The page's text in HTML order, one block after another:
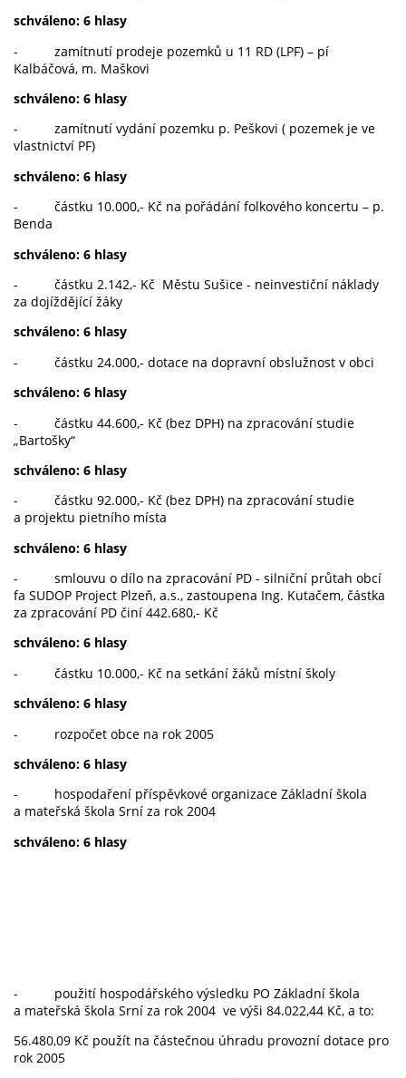
schváleno: 6 hlasy
- zamítnutí prodeje pozemků u 11 RD (LPF) – pí
Kalbáčová, m. Maškovi
schváleno: 6 hlasy
- zamítnutí vydání pozemku p. Peškovi ( pozemek je ve
vlastnictví PF)
schváleno: 6 hlasy
- částku 10.000,- Kč na pořádání folkového koncertu – p.
Benda
schváleno: 6 hlasy
- částku 2.142,- Kč Městu Sušice - neinvestiční náklady
za dojíždějící žáky
schváleno: 6 hlasy
- částku 24.000,- dotace na dopravní obslužnost v obci
schváleno: 6 hlasy
- částku 44.600,- Kč (bez DPH) na zpracování studie
„Bartošky“
schváleno: 6 hlasy
- částku 92.000,- Kč (bez DPH) na zpracování studie
a projektu pietního místa
schváleno: 6 hlasy
- smlouvu o dílo na zpracování PD - silniční průtah obcí
fa SUDOP Project Plzeň, a.s., zastoupena Ing. Kutačem, částka
za zpracování PD činí 442.680,- Kč
schváleno: 6 hlasy
- částku 10.000,- Kč na setkání žáků místní školy
schváleno: 6 hlasy
- rozpočet obce na rok 2005
schváleno: 6 hlasy
- hospodaření příspěvkové organizace Základní škola
a mateřská škola Srní za rok 2004
schváleno: 6 hlasy
- použití hospodářského výsledku PO Základní škola
a mateřská škola Srní za rok 2004 ve výši 84.022,44 Kč, a to:
56.480,09 Kč použít na částečnou úhradu provozní dotace pro
rok 2005